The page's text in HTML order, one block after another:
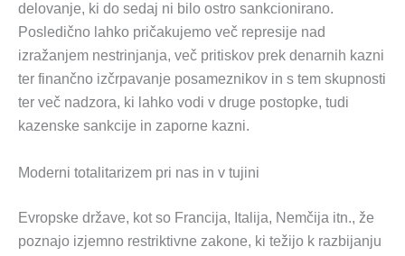
delovanje, ki do sedaj ni bilo ostro sankcionirano.
Posledično lahko pričakujemo več represije nad
izražanjem nestrinjanja, več pritiskov prek denarnih kazni
ter finančno izčrpavanje posameznikov in s tem skupnosti
ter več nadzora, ki lahko vodi v druge postopke, tudi
kazenske sankcije in zaporne kazni.
Moderni totalitarizem pri nas in v tujini
Evropske države, kot so Francija, Italija, Nemčija itn., že
poznajo izjemno restriktivne zakone, ki težijo k razbijanju